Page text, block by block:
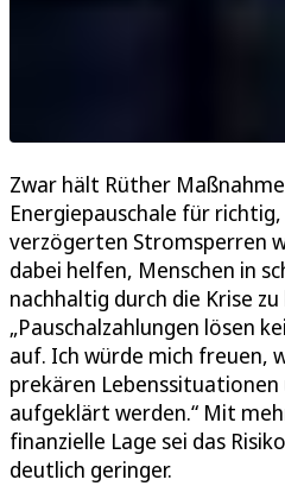
Zwar hält Rüther
Energiepauschale für
verzögerten Stromsperren
dabei helfen, Menschen in
nachhaltig durch die Krise
„Pauschalzahlungen lösen
auf. Ich würde mich freuen,
prekären
aufgeklärt werden.“ Mit
finanzielle Lage sei das
deutlich geringer.